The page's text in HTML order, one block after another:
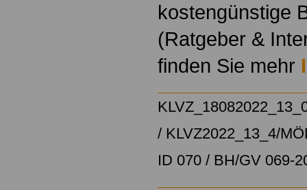
kostengünstige
(Ratgeber &
finden Sie mehr
/ KLVZ2022_13_4/
ID 070 / BH/GV 069-